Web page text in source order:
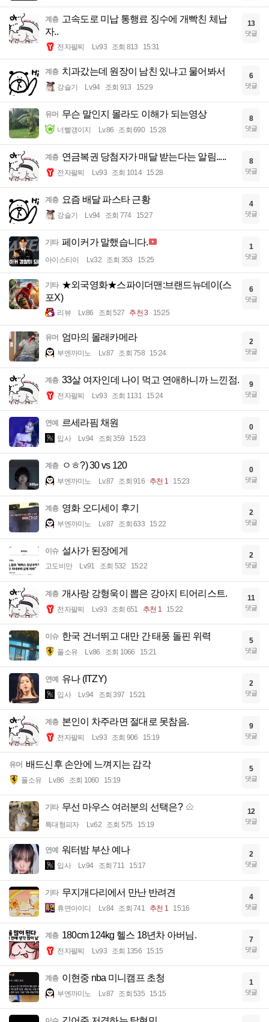
계층 고속도로 미납 통행료 징수에 개빡친 체납
자..
전자팔찌 Lv.93 조회 813 15:31
13
댓글
계층 치과갔는데 원장이 남친 있냐고 물어봐서
강슬기 Lv.94 조회 913 15:29
6
댓글
유머 무슨 말인지 몰라도 이해가 되는영상
너빨갱이지 Lv.86 조회 690 15:28
8
댓글
계층 연금복권 당첨자가 매달 받는다는 알림.....
전자팔찌 Lv.93 조회 1014 15:28
8
댓글
계층 요즘 배달 파스타 근황
강슬기 Lv.94 조회 774 15:27
4
댓글
기타 페이커가 말했습니다.
아이스티이 Lv.32 조회 353 15:25
1
댓글
기타 ★외국영화★스파이더맨:브랜드뉴데이(스
포X)
리뷰 Lv.86 조회 527 추천 3 15:25
6
댓글
유머 엄마의 몰래카메라
부엔까미노 Lv.87 조회 758 15:24
2
댓글
계층 33살 여자인데 나이 먹고 연애하니까 느낀점.
전자팔찌 Lv.93 조회 1131 15:24
9
댓글
연예 르세라핌 채원
입사 Lv.94 조회 359 15:23
0
댓글
계층 ㅇㅎ?) 30 vs 120
부엔까미노 Lv.87 조회 916 추천 1 15:23
0
댓글
계층 영화 오디세이 후기
부엔까미노 Lv.87 조회 633 15:22
2
댓글
이슈 설사가 된장에게
고도비만 Lv.91 조회 532 15:22
2
댓글
계층 개사랑 강형욱이 뽑은 강아지 티어리스트.
전자팔찌 Lv.93 조회 651 추천 1 15:22
11
댓글
이슈 한국 건너뛰고 대만 간 태풍 돌핀 위력
풀소유 Lv.86 조회 1066 15:21
5
댓글
연예 유나 (ITZY)
입사 Lv.94 조회 397 15:21
2
댓글
계층 본인이 차주라면 절대로 못참음.
전자팔찌 Lv.93 조회 906 15:19
9
댓글
유머 배드신후 손안에 느껴지는 감각
풀소유 Lv.86 조회 1060 15:19
5
댓글
기타 무선 마우스 여러분의 선택은?
특대형피자 Lv.62 조회 575 15:19
12
댓글
연예 워터밤 부산 예나
입사 Lv.94 조회 711 15:17
2
댓글
기타 무지개다리에서 만난 반려견
휴면아이디 Lv.84 조회 741 추천 1 15:16
4
댓글
계층 180cm 124kg 헬스 18년차 아버님.
전자팔찌 Lv.93 조회 1356 15:15
7
댓글
계층 이현중 nba 미니캠프 초청
부엔까미노 Lv.87 조회 535 15:15
1
댓글